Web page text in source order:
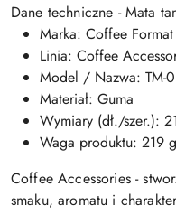
Dane techniczne - Mata
Marka: Coffee Format
Linia: Coffee
Model / Nazwa: TM-
Materiał: Guma
Wymiary (dł./szer.):
Waga produktu: 219 g
Coffee Accessories -
smaku, aromatu i